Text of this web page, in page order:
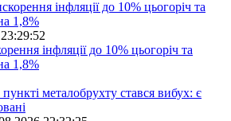
інфляції до 10% цьогоріч та
1,8%